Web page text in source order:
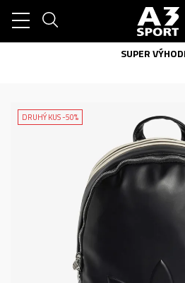
SUPER
DRUHÝ KUS -50%